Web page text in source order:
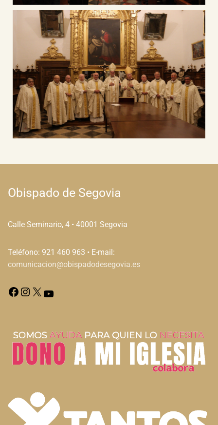
Obispado de Segovia
Calle Seminario, 4 • 40001 Segovia
Teléfono: 921 460 963 • E-mail:
comunicacion@obispadodesegovia.es